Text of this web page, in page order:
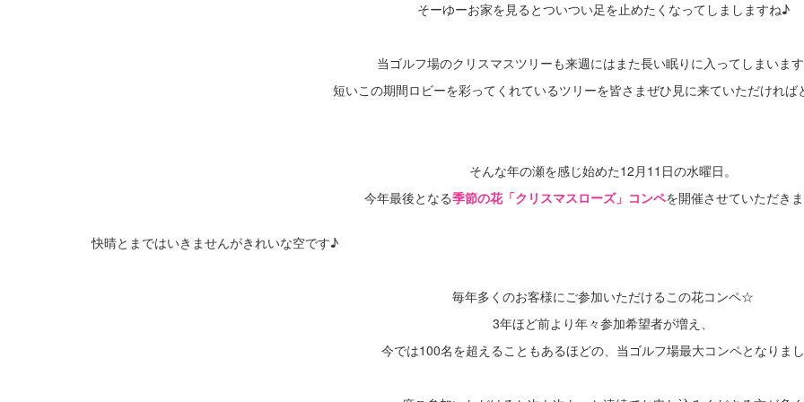
そーゆーお家を見るとついつい足を止めたくなってしましますね♪
当ゴルフ場のクリスマスツリーも来週にはまた長い眠りに入ってしまいます
短いこの期間ロビーを彩ってくれているツリーを皆さまぜひ見に来ていただけれ
そんな年の瀬を感じ始めた12月11日の水曜日。
今年最後となる季節の花「クリスマスローズ」コンペを開催させていただき
快晴とまではいきませんがきれいな空です♪
毎年多くのお客様にご参加いただけるこの花コンペ☆
3年ほど前より年々参加希望者が増え、
今では100名を超えることもあるほどの、当ゴルフ場最大コンペとなりま